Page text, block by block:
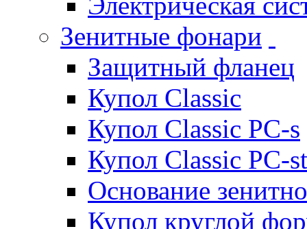
Зенитные фонари
Защитный фланец
Купол Classic
Купол Classic PC-s
Купол Classic PC-st
Основание
Купол круглой